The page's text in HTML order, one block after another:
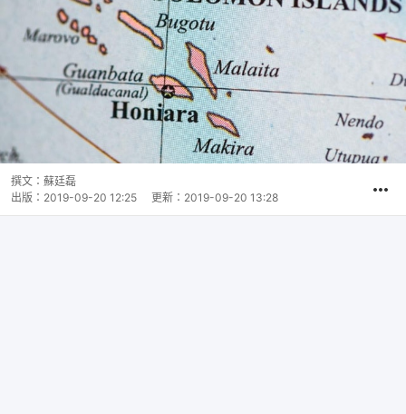
撰文： 蘇廷磊
出版： 2019-09-20 12:25 更新： 2019-09-20 13:28